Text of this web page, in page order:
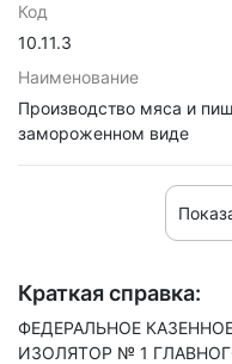
Код
10.11.3
Наименование
Производство мяса и
замороженном виде
Краткая справка:
ФЕДЕРАЛЬНОЕ
ИЗОЛЯТОР № 1